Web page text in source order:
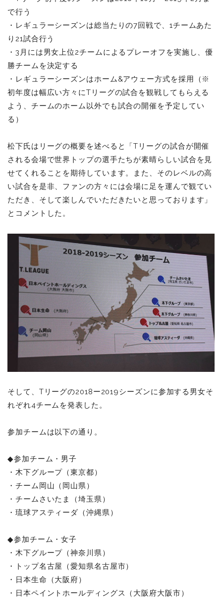
で行う
・レギュラーシーズンは総当たりの7回戦で、1チームあた
り21試合行う
・3月には男女上位2チームによるプレーオフを実施し、優
勝チームを決定する
・レギュラーシーズンはホーム&アウェー方式を採用（※
初年度は幅広い方々にTリーグの試合を観戦してもらえる
よう、チームのホーム以外でも試合の開催を予定してい
る）
松下氏はリーグの概要を述べると「Tリーグの試合が開催
される会場で世界トップの選手たちが素晴らしい試合を見
せてくれることを期待しています。また、そのレベルの高
い試合を是非、ファンの方々には会場に足を運んで観てい
ただき、そして楽しんでいただきたいと思っております」
とコメントした。
そして、Tリーグの2018ー2019シーズンに参加する男女そ
れぞれ4チームを発表した。
参加チームは以下の通り。
◆参加チーム・男子
・木下グループ（東京都）
・チーム岡山（岡山県）
・チームさいたま（埼玉県）
・琉球アスティーダ（沖縄県）
◆参加チーム・女子
・木下グループ（神奈川県）
・トップ名古屋（愛知県名古屋市）
・日本生命（大阪府）
・日本ペイントホールディングス（大阪府大阪市）